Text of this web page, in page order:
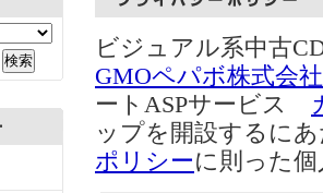
ビジュアル系中古
GMOペパボ株式会社
ートASPサービス
ップを開設するに
ポリシーに則った